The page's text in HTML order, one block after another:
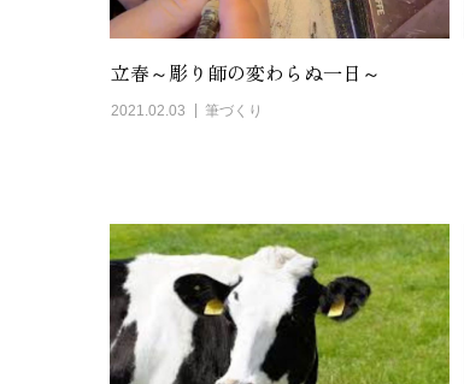
立春～彫り師の変わらぬ一日～
2021.02.03 筆づくり